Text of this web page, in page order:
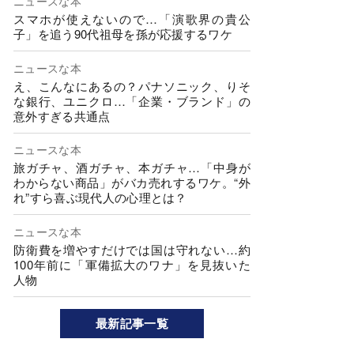
スマホが使えないので…「演歌界の貴公
子」を追う90代祖母を孫が応援するワケ
ニュースな本
え、こんなにあるの？パナソニック、りそ
な銀行、ユニクロ…「企業・ブランド」の
意外すぎる共通点
ニュースな本
旅ガチャ、酒ガチャ、本ガチャ…「中身が
わからない商品」がバカ売れするワケ。“外
れ”すら喜ぶ現代人の心理とは？
ニュースな本
防衛費を増やすだけでは国は守れない…約
100年前に「軍備拡大のワナ」を見抜いた
人物
最新記事一覧